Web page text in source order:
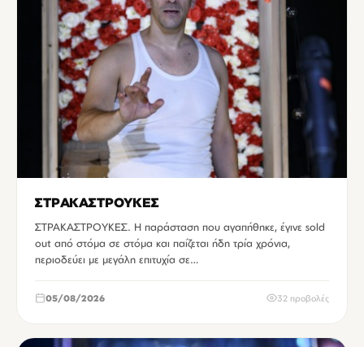
ΣΤΡΑΚΑΣΤΡΟΥΚΕΣ
ΣΤΡΑΚΑΣΤΡΟΥΚΕΣ. Η παράσταση που αγαπήθηκε, έγινε sold
out από στόμα σε στόμα και παίζεται ήδη τρία χρόνια,
περιοδεύει με μεγάλη επιτυχία σε…
05/08/2026 32 προβολές